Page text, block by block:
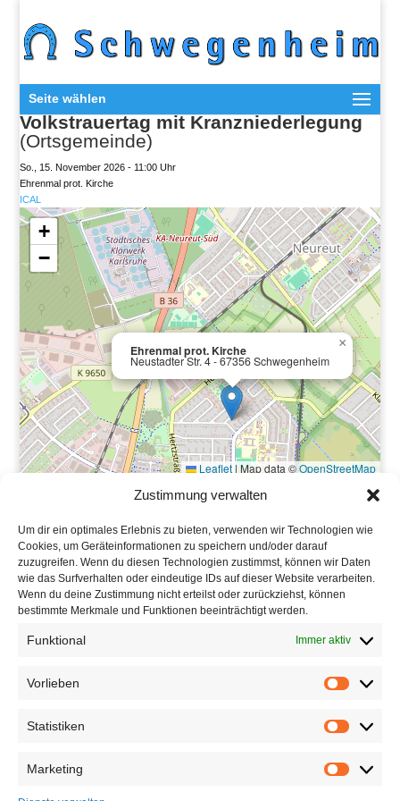
Zustimmung verwalten
Um dir ein optimales Erlebnis zu bieten, verwenden wir Technologien wie
Cookies, um Geräteinformationen zu speichern und/oder darauf
zuzugreifen. Wenn du diesen Technologien zustimmst, können wir Daten
wie das Surfverhalten oder eindeutige IDs auf dieser Website verarbeiten.
Wenn du deine Zustimmung nicht erteilst oder zurückziehst, können
bestimmte Merkmale und Funktionen beeinträchtigt werden.
Funktional Immer aktiv
Vorlieben Vorlieben
Statistiken Statistiken
Marketing Marketing
Seite wählen
Volkstrauertag mit Kranzniederlegung
(Ortsgemeinde)
So., 15. November 2026 - 11:00 Uhr
Ehrenmal prot. Kirche
ICAL
Ehrenmal prot. Kirche
Neustadter Str. 4 - 67356 Schwegenheim
×
+
−
Leaflet | Map data ©OpenStreetMap
Ortsgemeinde Schwegenheim
Hauptstraße 78
67365 Schwegenheim
Tel: 06344 5658